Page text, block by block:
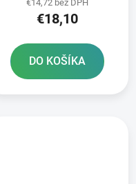
€14,72 bez DPH
€18,10
DO KOŠÍKA